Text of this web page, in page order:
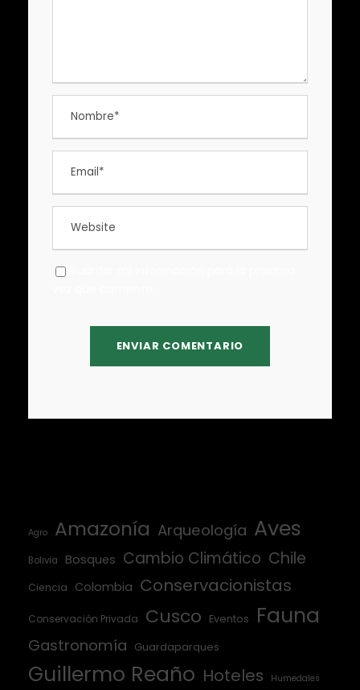
Agro Amazonía Arqueología Aves
Bolivia Bosques Cambio Climático Chile
Ciencia Colombia Conservacionistas
Conservación Privada Cusco Eventos Fauna
Gastronomía Guardaparques
Guillermo Reaño Hoteles Humedales